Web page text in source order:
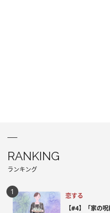
RANKING
ランキング
恋する
【#4】「家の